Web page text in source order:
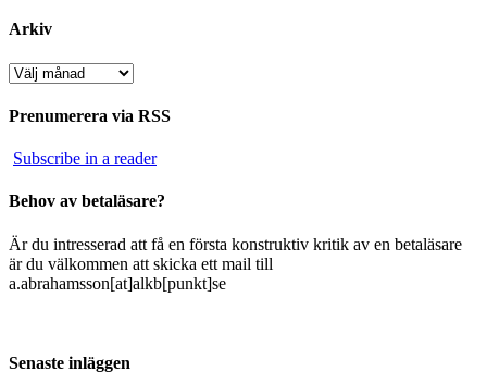
Arkiv
Arkiv
Prenumerera via RSS
Subscribe in a reader
Behov av betaläsare?
Är du intresserad att få en första konstruktiv kritik av en betaläsare
är du välkommen att skicka ett mail till
a.abrahamsson[at]alkb[punkt]se
Senaste inläggen